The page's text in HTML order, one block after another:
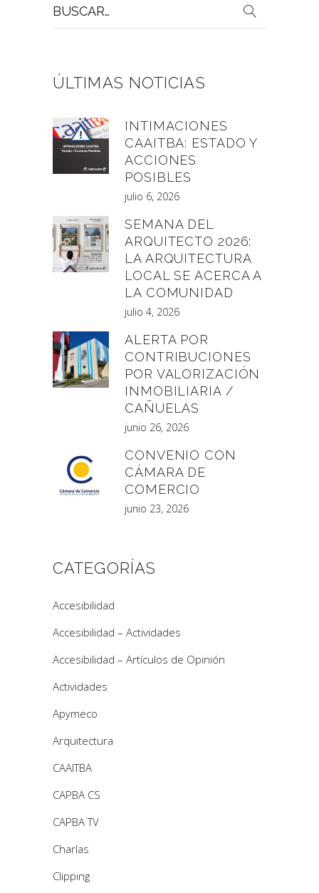
por:
ÚLTIMAS NOTICIAS
INTIMACIONES
CAAITBA: ESTADO Y
ACCIONES
POSIBLES
julio 6, 2026
SEMANA DEL
ARQUITECTO 2026:
LA ARQUITECTURA
LOCAL SE ACERCA A
LA COMUNIDAD
julio 4, 2026
ALERTA POR
CONTRIBUCIONES
POR VALORIZACIÓN
INMOBILIARIA /
CAÑUELAS
junio 26, 2026
CONVENIO CON
CÁMARA DE
COMERCIO
junio 23, 2026
CATEGORÍAS
Accesibilidad
Accesibilidad – Actividades
Accesibilidad – Artículos de Opinión
Actividades
Apymeco
Arquitectura
CAAITBA
CAPBA CS
CAPBA TV
Charlas
Clipping